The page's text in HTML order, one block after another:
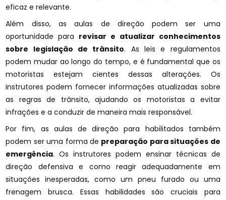
eficaz e relevante.
Além disso, as aulas de direção podem ser uma
oportunidade para revisar e atualizar conhecimentos
sobre legislação de trânsito. As leis e regulamentos
podem mudar ao longo do tempo, e é fundamental que os
motoristas estejam cientes dessas alterações. Os
instrutores podem fornecer informações atualizadas sobre
as regras de trânsito, ajudando os motoristas a evitar
infrações e a conduzir de maneira mais responsável.
Por fim, as aulas de direção para habilitados também
podem ser uma forma de preparação para situações de
emergência. Os instrutores podem ensinar técnicas de
direção defensiva e como reagir adequadamente em
situações inesperadas, como um pneu furado ou uma
frenagem brusca. Essas habilidades são cruciais para